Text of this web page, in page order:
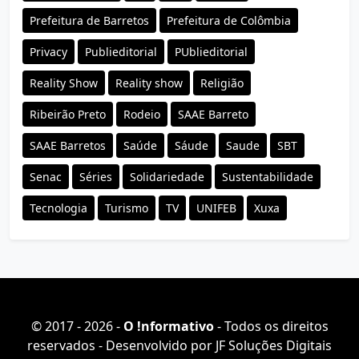
Prefeitura de Barretos Prefeitura de Colômbia
Privacy Publieditorial PUblieditorial
Reality Show Reality show Religião
Ribeirão Preto Rodeio SAAE Barreto
SAAE Barretos Saúde Sáude Saude SBT
Senac Séries Solidariedade Sustentabilidade
Tecnologia Turismo TV UNIFEB Xuxa
© 2017 - 2026 - O ǃnformativo- Todos os direitos
reservados - Desenvolvido por JF Soluções Digitais